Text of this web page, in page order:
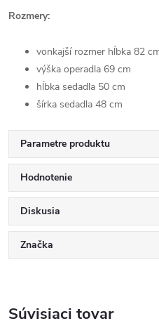
Rozmery:
vonkajší rozmer hĺbka 82
výška operadla 69 cm
hĺbka sedadla 50 cm
šírka sedadla 48 cm
Parametre produktu
Hodnotenie
Diskusia
Značka
Súvisiaci tovar